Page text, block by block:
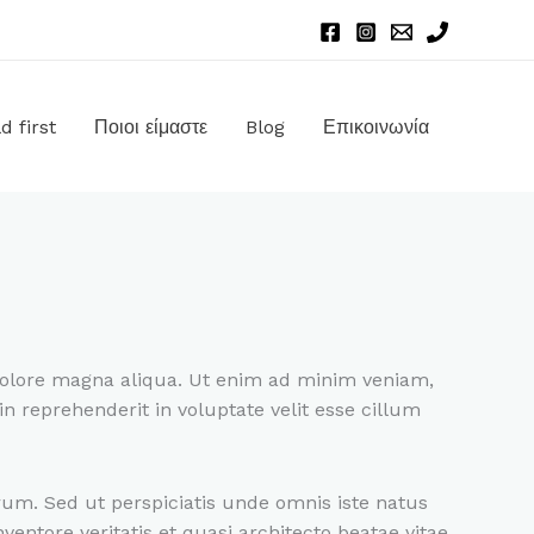
first Ποιοι είμαστε Blog Επικοινωνία
magna aliqua. Ut enim ad minim veniam,
reprehenderit in voluptate velit esse cillum
Sed ut perspiciatis unde omnis iste natus